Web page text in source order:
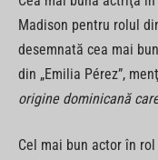
Madison pentru rolul
desemnată cea mai
din „Emilia Pérez”,
origine dominicană
Cel mai bun actor în